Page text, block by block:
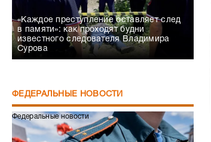
«Каждое преступление оставляет след
в памяти»: как проходят будни
известного следователя Владимира
Сурова
ФЕДЕРАЛЬНЫЕ НОВОСТИ
Федеральные новости